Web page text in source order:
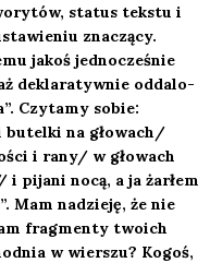
sta­tus tek­stu i
zna­czą­cy.
jakoś jed­no­cze­śnie
dekla­ra­tyw­nie odda­lo­
Czy­ta­my sobie:
butel­ki na głowach/
i rany/ w gło­wach
pija­ni nocą, a ja żar­łem
Mam nadzie­ję, że nie
frag­men­ty two­ich
w wier­szu? Kogoś,